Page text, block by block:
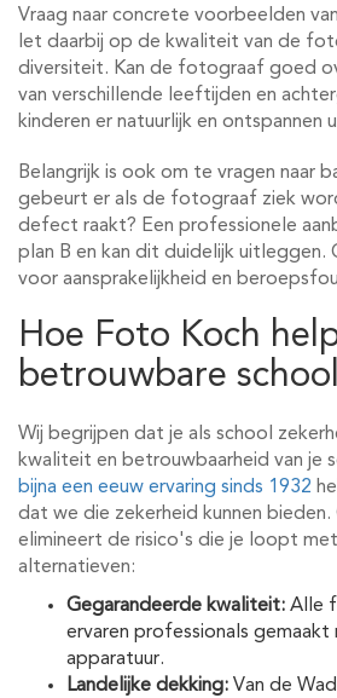
Vraag naar concrete voorbeelden
let daarbij op de kwaliteit van de
diversiteit. Kan de fotograaf goed
van verschillende leeftijden en
kinderen er natuurlijk en
Belangrijk is ook om te vragen naar
gebeurt er als de fotograaf ziek
defect raakt? Een professionele
plan B en kan dit duidelijk uitleggen.
voor aansprakelijkheid en
Hoe Foto Koch
betrouwbare
Wij begrijpen dat je als school
kwaliteit en betrouwbaarheid van
bijna een eeuw ervaring sinds 1932
dat we die zekerheid kunnen bieden.
elimineert de risico's die je loopt
alternatieven:
Gegarandeerde kwaliteit: Alle
ervaren professionals
apparatuur.
Landelijke dekking: Van de